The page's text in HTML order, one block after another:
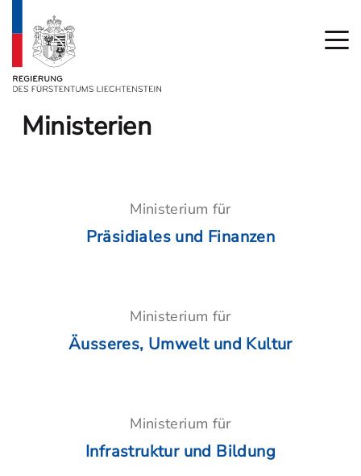
Ministerien
Ministerium für
Präsidiales und Finanzen
Ministerium für
Äusseres, Umwelt und Kultur
Ministerium für
Infrastruktur und Bildung